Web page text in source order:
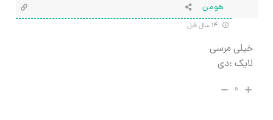
هومن
خیلی مرسی
لایک :دی
۰